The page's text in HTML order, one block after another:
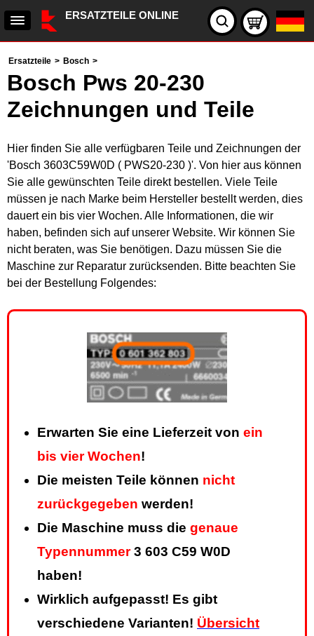
ERSATZTEILE ONLINE
Ersatzteile > Bosch >
Bosch Pws 20-230
Zeichnungen und Teile
Hier finden Sie alle verfügbaren Teile und Zeichnungen der
'Bosch 3603C59W0D ( PWS20-230 )'. Von hier aus können
Sie alle gewünschten Teile direkt bestellen. Viele Teile
müssen je nach Marke beim Hersteller bestellt werden, dies
dauert ein bis vier Wochen. Alle Informationen, die wir
haben, befinden sich auf unserer Website. Wir können Sie
nicht beraten, was Sie benötigen. Dazu müssen Sie die
Maschine zur Reparatur zurücksenden. Bitte beachten Sie
bei der Bestellung Folgendes:
Erwarten Sie eine Lieferzeit von ein
bis vier Wochen!
Die meisten Teile können nicht
zurückgegeben werden!
Die Maschine muss die genaue
Typennummer3 603 C59 W0D
haben!
Wirklich aufgepasst! Es gibt
verschiedene Varianten! Übersicht